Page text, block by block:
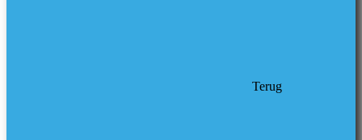
Terug